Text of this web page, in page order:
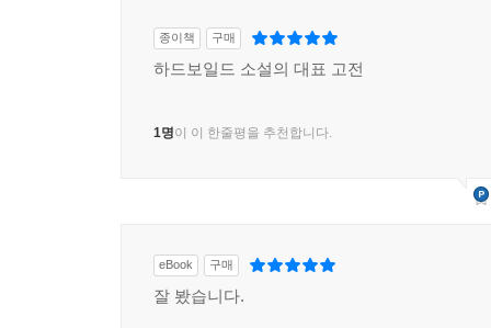
종이책 구매
하드보일드 소설의 대표 고전
1명이 이 한줄평을 추천합니다.
eBook 구매
잘 봤습니다.